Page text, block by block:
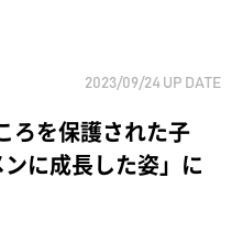
2023/09/24 UP DATE
ろを保護された子
に成長した姿」に